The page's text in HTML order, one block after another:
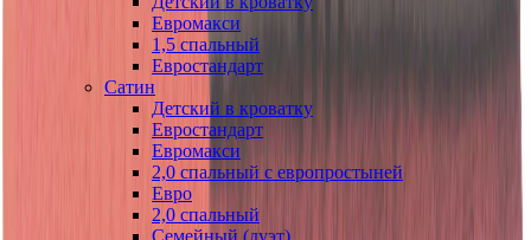
Евромакси
1,5 спальный
Евростандарт
Сатин
Детский в кроватку
Евростандарт
Евромакси
2,0 спальный с европростыней
Евро
2,0 спальный
Семейный (дуэт)